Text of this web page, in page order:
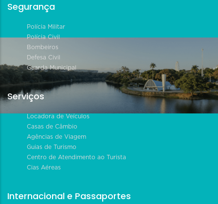
Segurança
Polícia Militar
Polícia Civil
Bombeiros
Defesa Civil
Guarda Municipal
Serviços
Locadora de Veículos
Casas de Câmbio
Agências de Viagem
Guias de Turismo
Centro de Atendimento ao Turista
Cias Aéreas
Internacional e Passaportes